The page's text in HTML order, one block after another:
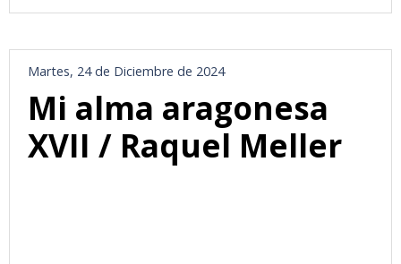
Martes, 24 de Diciembre de 2024
Mi alma aragonesa
XVII / Raquel Meller